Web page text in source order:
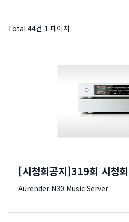
Total 44건 1 페이지
[시청회공지]319회 시청회
Aurender N30 Music Server